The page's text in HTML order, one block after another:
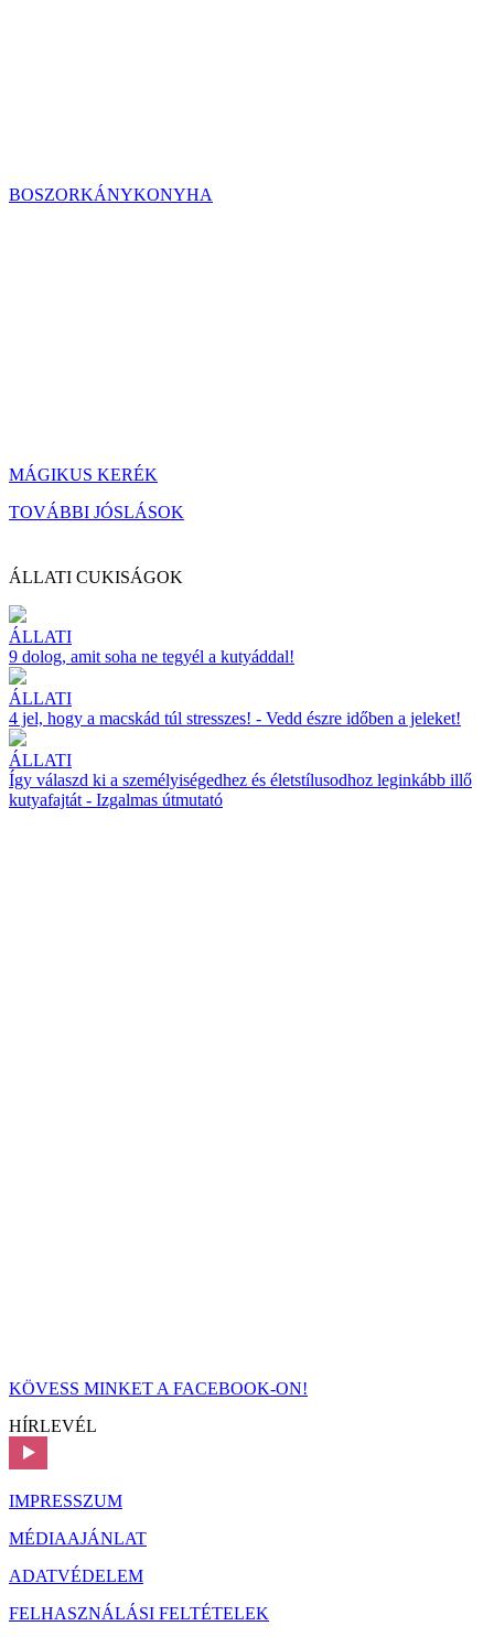
BOSZORKÁNYKONYHA
MÁGIKUS KERÉK
TOVÁBBI JÓSLÁSOK
ÁLLATI CUKISÁGOK
ÁLLATI
9 dolog, amit soha ne tegyél a kutyáddal!
ÁLLATI
4 jel, hogy a macskád túl stresszes! - Vedd észre időben a jeleket!
ÁLLATI
Így válaszd ki a személyiségedhez és életstílusodhoz leginkább illő
kutyafajtát - Izgalmas útmutató
KÖVESS MINKET A FACEBOOK-ON!
HÍRLEVÉL
IMPRESSZUM
MÉDIAAJÁNLAT
ADATVÉDELEM
FELHASZNÁLÁSI FELTÉTELEK